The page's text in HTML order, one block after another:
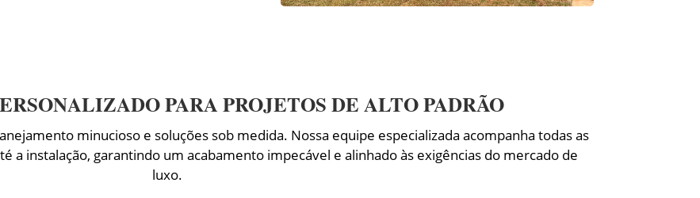
PARA PROJETOS DE ALTO PADRÃO
minucioso e soluções sob medida. Nossa equipe especializada acompanha todas as
a instalação, garantindo um acabamento impecável e alinhado às exigências do mercado de
luxo.